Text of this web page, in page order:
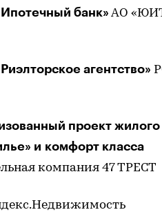
банк» АО
агентство»
проект жилого
и комфорт класса
компания 47 ТРЕСТ